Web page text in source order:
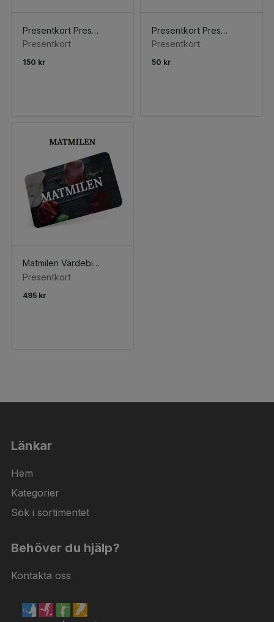
Presentkort Pressbyrån 150 kr
Presentkort
150 kr
Presentkort Pressbyrån 50 kr
Presentkort
50 kr
Matmilen Värdebiljett
Presentkort
495 kr
Länkar
Hem
Kategorier
Sök i sortimentet
Behöver du hjälp?
Kontakta oss